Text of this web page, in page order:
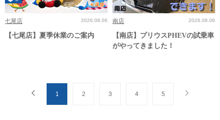
七尾店 2026.08.06
【七尾店】夏季休業のご案内
南店 2026.08.06
【南店】プリウスPHEVの試乗車
がやってきました！
1 2 3 4 5